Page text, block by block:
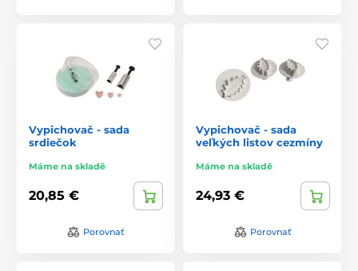
Vypichovač - sada
srdiečok
Máme na skladě
20,85 €
Porovnať
Vypichovač - sada
veľkých listov cezmíny
Máme na skladě
24,93 €
Porovnať